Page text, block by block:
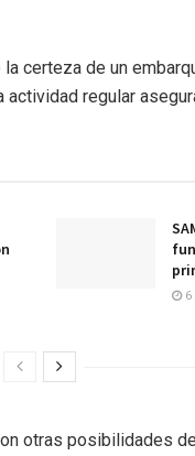
certeza de un
regular
6
otras posibilidades